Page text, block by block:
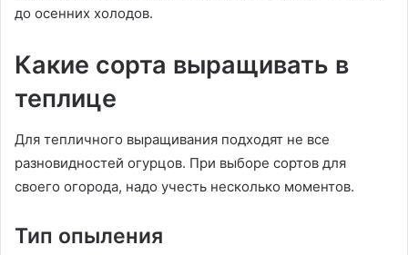
до осенних холодов.
Какие сорта выращивать в
теплице
Для тепличного выращивания подходят не все
разновидностей огурцов. При выборе сортов для
своего огорода, надо учесть несколько моментов.
Тип опыления